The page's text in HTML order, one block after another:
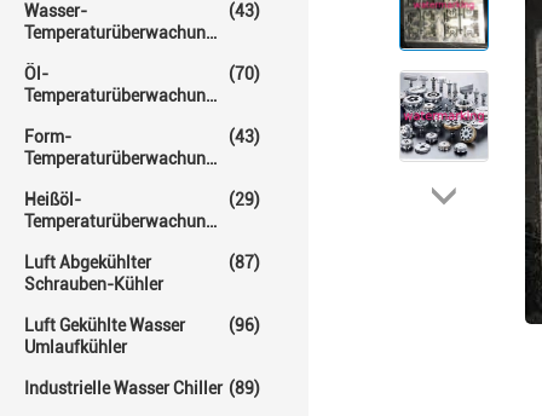
Wasser-
Temperaturüberwachungs-
(43)
Öl-
Temperaturüberwachungs-
(70)
Form-
Temperaturüberwachungs-
(43)
Heißöl-
Temperaturüberwachungs-
(29)
Luft Abgekühlter
Schrauben-Kühler
(87)
Luft Gekühlte Wasser
Umlaufkühler
(96)
Industrielle Wasser Chiller (89)